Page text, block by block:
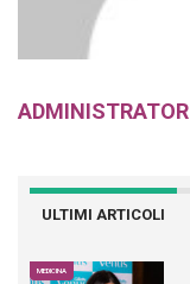
ADMINISTRATOR
ULTIMI ARTICOLI
MEDICINA